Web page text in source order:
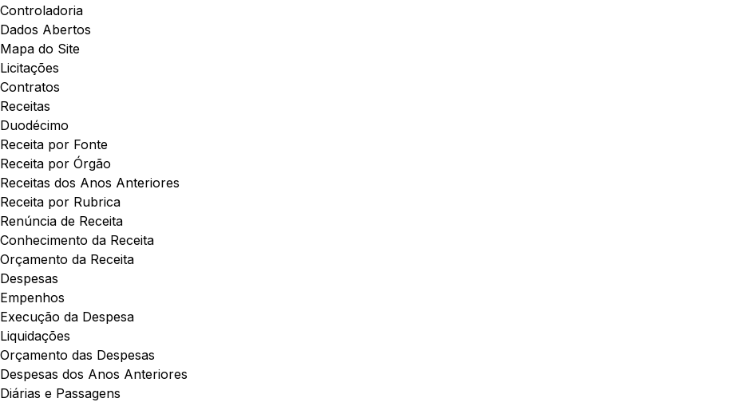
Controladoria
Dados Abertos
Mapa do Site
Licitações
Contratos
Receitas
Duodécimo
Receita por Fonte
Receita por Órgão
Receitas dos Anos Anteriores
Receita por Rubrica
Renúncia de Receita
Conhecimento da Receita
Orçamento da Receita
Despesas
Empenhos
Execução da Despesa
Liquidações
Orçamento das Despesas
Despesas dos Anos Anteriores
Diárias e Passagens